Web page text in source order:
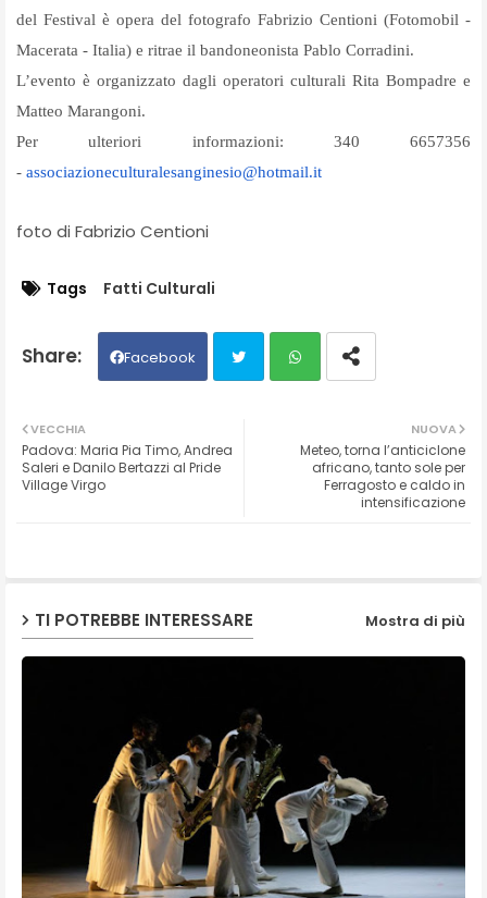
del Festival è opera del fotografo Fabrizio Centioni (Fotomobil -
Macerata - Italia) e ritrae il bandoneonista Pablo Corradini.
L’evento è organizzato dagli operatori culturali Rita Bompadre e
Matteo Marangoni.
Per ulteriori informazioni: 340 6657356
- associazioneculturalesanginesio@hotmail.it
foto di Fabrizio Centioni
Tags Fatti Culturali
Facebook
ter ats
NUOVA
Meteo, torna l’anticiclone
africano, tanto sole per
Ferragosto e caldo in
intensificazione
VECCHIA
Padova: Maria Pia Timo, Andrea
Saleri e Danilo Bertazzi al Pride
Village Virgo
TI POTREBBE INTERESSARE Mostra di più